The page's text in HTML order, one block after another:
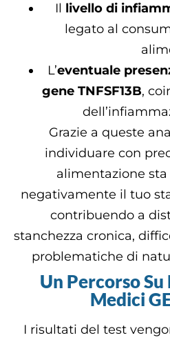
Il livello di
legato al
L’eventuale
gene TNFSF13B,
Grazie a queste
individuare con
alimentazione
negativamente il tuo
contribuendo a
stanchezza cronica,
problematiche di
Un Percorso
Medici
I risultati del test